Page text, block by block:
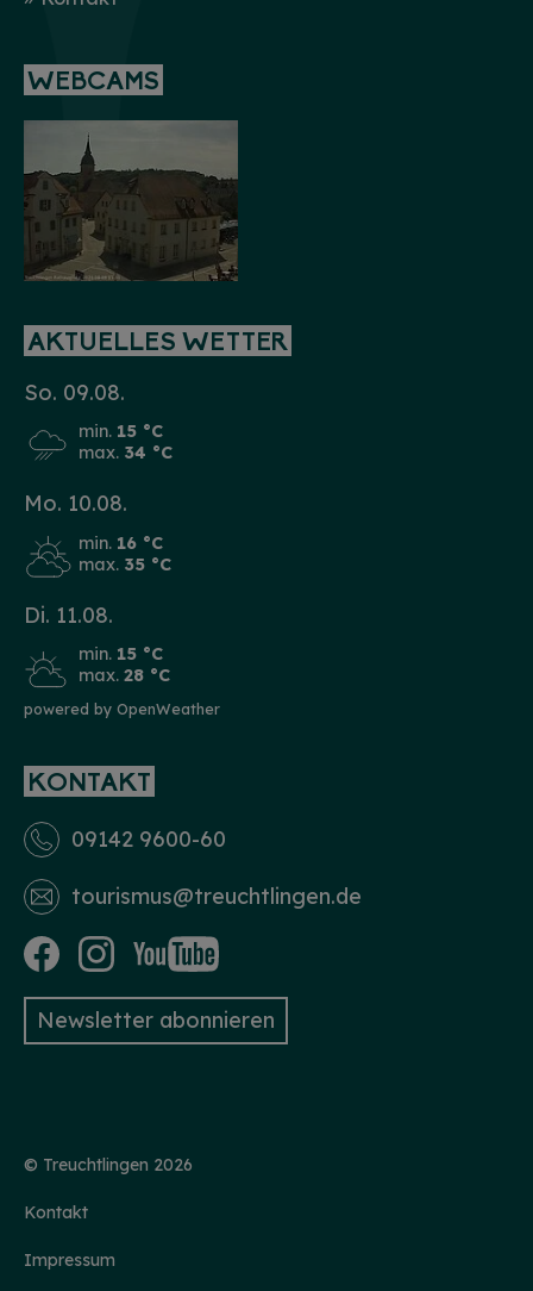
WEBCAMS
AKTUELLES WETTER
So. 09.08.
min. 15 °C
max. 34 °C
Mo. 10.08.
min. 16 °C
max. 35 °C
Di. 11.08.
min. 15 °C
max. 28 °C
powered by OpenWeather
KONTAKT
09142 9600-60
tourismus­@treuchtlingen.de
Newsletter abonnieren
© Treuchtlingen 2026
Kontakt
Impressum